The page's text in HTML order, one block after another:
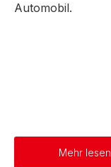
Automobil.
Mehr lesen